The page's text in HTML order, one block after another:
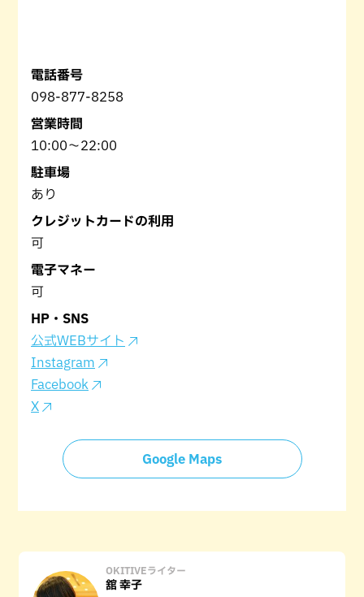
電話番号
098-877-8258
営業時間
10:00〜22:00
駐車場
あり
クレジットカードの利用
可
電子マネー
可
HP・SNS
公式WEBサイト
Instagram
Facebook
X
Google Maps
OKITIVEライター
舘 幸子